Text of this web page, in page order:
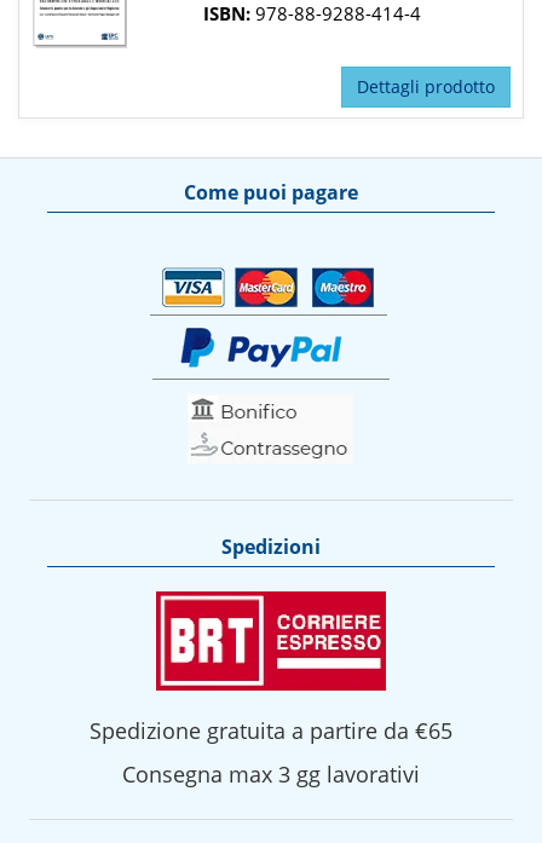
ISBN:978-88-9288-414-4
Dettagli prodotto
Come puoi pagare
Spedizioni
Spedizione gratuita a partire da €65
Consegna max 3 gg lavorativi